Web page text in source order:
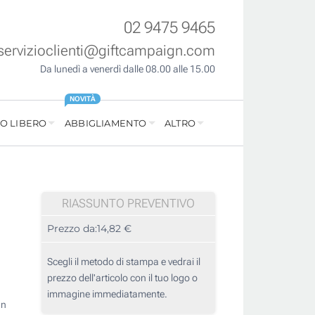
02 9475 9465
Da lunedì a venerdì dalle 08.00 alle 15.00
LIBERO ABBIGLIAMENTO
NOVITÀ
ALTRO
RIASSUNTO PREVENTIVO
Prezzo da:14,82 €
Scegli il metodo di stampa e vedrai il
prezzo dell'articolo con il tuo logo o
immagine immediatamente.